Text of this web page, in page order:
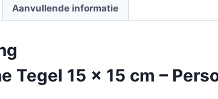
Aanvullende informatie
Tegel 15 x 15 cm –